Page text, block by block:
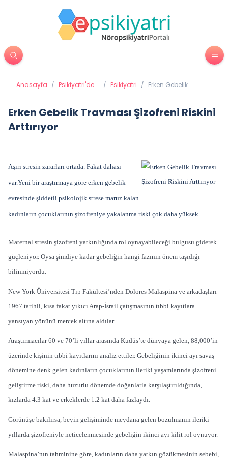
Anasayfa / Psikiyatri'de
/ Psikiyatri / Erken Gebelik
Erken Gebelik Travması Şizofreni Riskini
Arttırıyor
Aşırı stresin zararları ortada. Fakat dahası
var.Yeni bir araştırmaya göre erken gebelik
evresinde şiddetli psikolojik strese maruz kalan
kadınların çocuklarının şizofreniye yakalanma riski çok daha yüksek.
Maternal stresin şizofreni yatkınlığında rol oynayabileceği bulgusu giderek
güçleniyor. Oysa şimdiye kadar gebeliğin hangi fazının önem taşıdığı
bilinmiyordu.
New York Üniversitesi Tıp Fakültesi’nden Dolores Malaspina ve arkadaşları
1967 tarihli, kısa fakat yıkıcı Arap-İsrail çatışmasının tıbbi kayıtlara
yansıyan yönünü mercek altına aldılar.
Araştırmacılar 60 ve 70’li yıllar arasında Kudüs’te dünyaya gelen, 88,000’in
üzerinde kişinin tıbbi kayıtlarını analiz ettiler. Gebeliğinin ikinci ayı savaş
dönemine denk gelen kadınların çocuklarının ileriki yaşamlarında şizofreni
geliştirme riski, daha huzurlu dönemde doğanlarla karşılaştırıldığında,
kızlarda 4.3 kat ve erkeklerde 1.2 kat daha fazlaydı.
Görünüşe bakılırsa, beyin gelişiminde meydana gelen bozulmanın ileriki
yıllarda şizofreniyle neticelenmesinde gebeliğin ikinci ayı kilit rol oynuyor.
Malaspina’nın tahminine göre, kadınların daha yatkın gözükmesinin sebebi,